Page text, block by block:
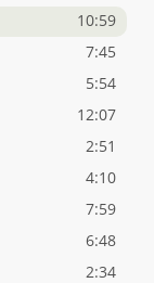
10:59
7:45
5:54
12:07
2:51
4:10
7:59
6:48
2:34